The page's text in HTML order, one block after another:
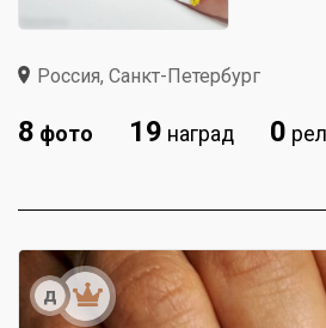
Россия, Санкт-Петербург
8 фото 19 наград 0
д